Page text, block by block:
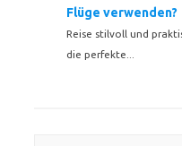
Flüge verwenden?
Reise stilvoll und
die perfekte...